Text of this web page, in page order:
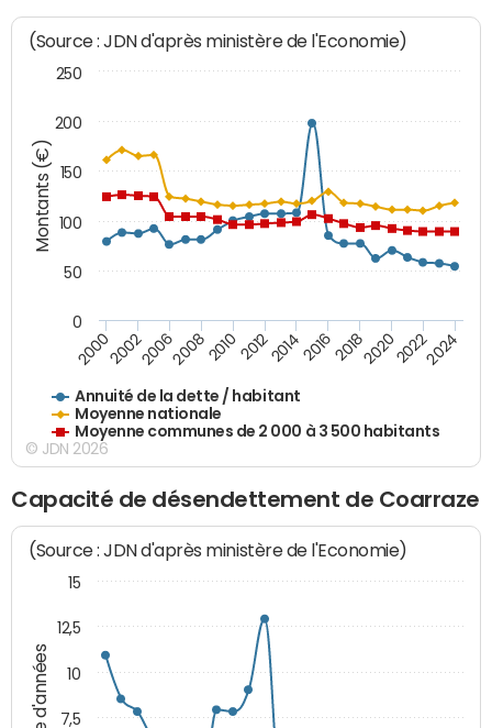
Montants (€)
(Source : JDN d'après ministère de l'Economie)
Annuité de la dette / habitant
Moyenne nationale
Moyenne communes de 2 000 à 3 500 habitants
200020022006200820102012201420162018202020222024
0
50
100
150
200
250
© JDN 2026
Capacité de désendettement de Coarraze
(Source : JDN d'après ministère de l'Economie)
7,5
10
12,5
15